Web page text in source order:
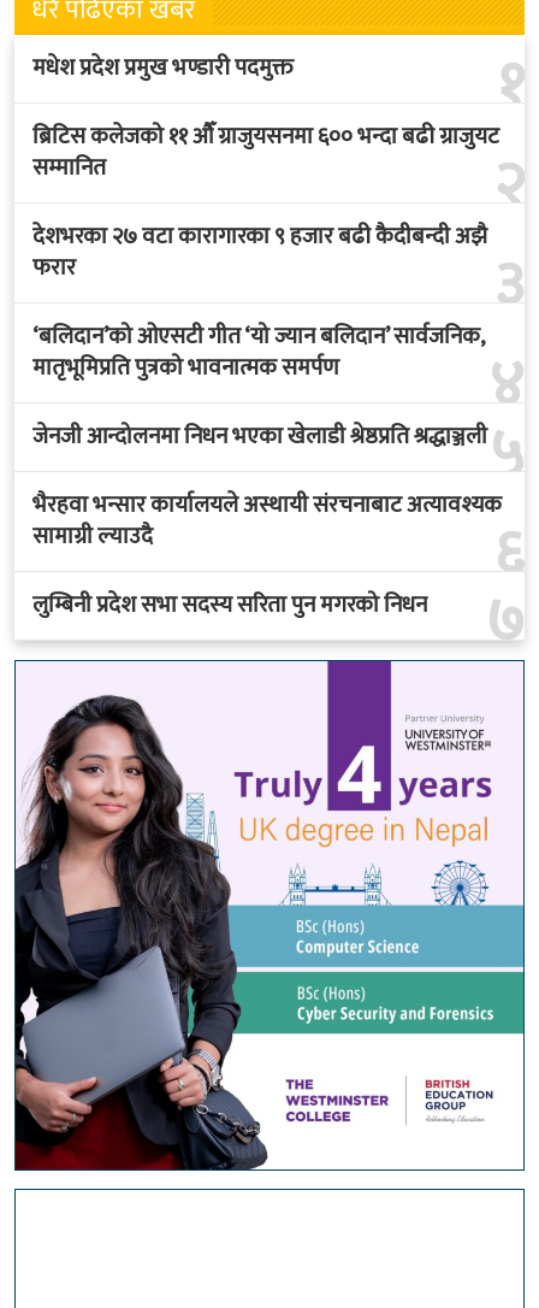
धेरै पढिएका खबर
१
मधेश प्रदेश प्रमुख भण्डारी पदमुक्त
२
ब्रिटिस कलेजको ११ औँ ग्राजुयसनमा ६०० भन्दा बढी ग्राजुयट
सम्मानित
३
देशभरका २७ वटा कारागारका ९ हजार बढी कैदीबन्दी अझै
फरार
४
‘बलिदान’को ओएसटी गीत ‘यो ज्यान बलिदान’ सार्वजनिक,
मातृभूमिप्रति पुत्रको भावनात्मक समर्पण
५
जेनजी आन्दोलनमा निधन भएका खेलाडी श्रेष्ठप्रति श्रद्धाञ्जली
६
भैरहवा भन्सार कार्यालयले अस्थायी संरचनाबाट अत्यावश्यक
सामाग्री ल्याउदै
७
लुम्बिनी प्रदेश सभा सदस्य सरिता पुन मगरको निधन